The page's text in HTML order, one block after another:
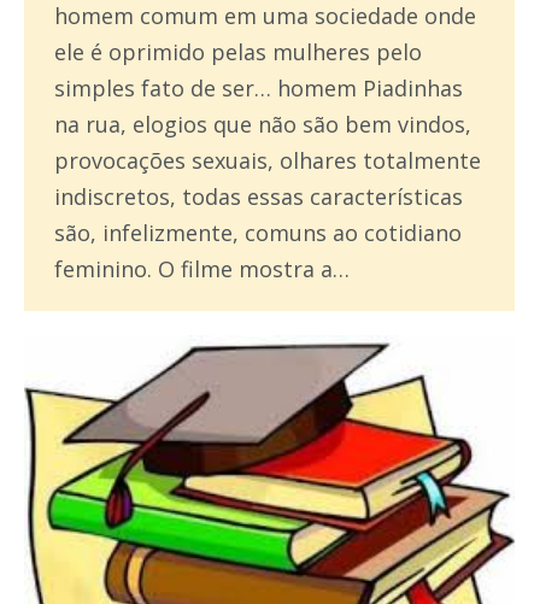
homem comum em uma sociedade onde
ele é oprimido pelas mulheres pelo
simples fato de ser… homem Piadinhas
na rua, elogios que não são bem vindos,
provocações sexuais, olhares totalmente
indiscretos, todas essas características
são, infelizmente, comuns ao cotidiano
feminino. O filme mostra a…